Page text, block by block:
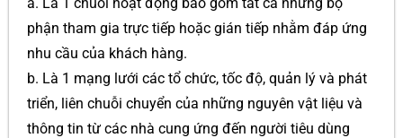
phận tham gia trực tiếp hoặc gián tiếp nhằm đáp ứng
nhu cầu của khách hàng.
b. Là 1 mạng lưới các tổ chức, tốc độ, quản lý và phát
triển, liên chuỗi chuyển của những nguyên vật liệu và
thông tin từ các nhà cung ứng đến người tiêu dùng